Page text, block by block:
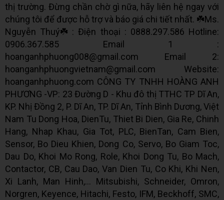
thị trường. Đừng chần chờ gì nữa, hãy liên hệ ngay với
chúng tôi để được hỗ trợ và báo giá chi tiết nhất. ☘️Ms.
Nguyễn Thuý☘️ : Điện thoại : 0888.297.586 Hotline:
0906.367.585 Email 1 :
hoanganhphuong008@gmail.com Email 2:
hoanganhphuongvietnam@gmail.com Website:
hoanganhphuong.com CÔNG TY TNHH HOÀNG ANH
PHƯƠNG -VP: 23 Đường D - Khu đô thị TTHC TP Dĩ An,
KP. Nhị Đồng 2, P. Dĩ An, TP. Dĩ An, Tỉnh Bình Dương, Việt
Nam Tu Dong Hoa, DienTu, Thiet Bi Dien, Gia Re, Chinh
Hang, Nhap Khau, Gia Tot, PLC, BienTan, Cam Bien,
Sensor, Bo Dieu Khien, Dong Co, Servo, Bo Giam Toc,
Dau Do, Khoi Mo Rong, Role, Khoi Dong Tu, Bo Mach,
Contactor, CB, Cau Dao, Van Dien Tu, Co Khi, Khi Nen,
Xi Lanh, Man Hinh,... Mitsubishi, Schneider, Omron,
Norgren, Keyence, Hitachi, Festo, IFM, Beckhoff, SMC,